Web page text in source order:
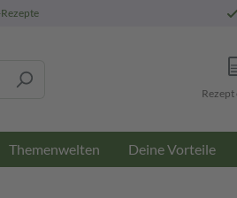
Rezept
Themenwelten Deine Vorteile